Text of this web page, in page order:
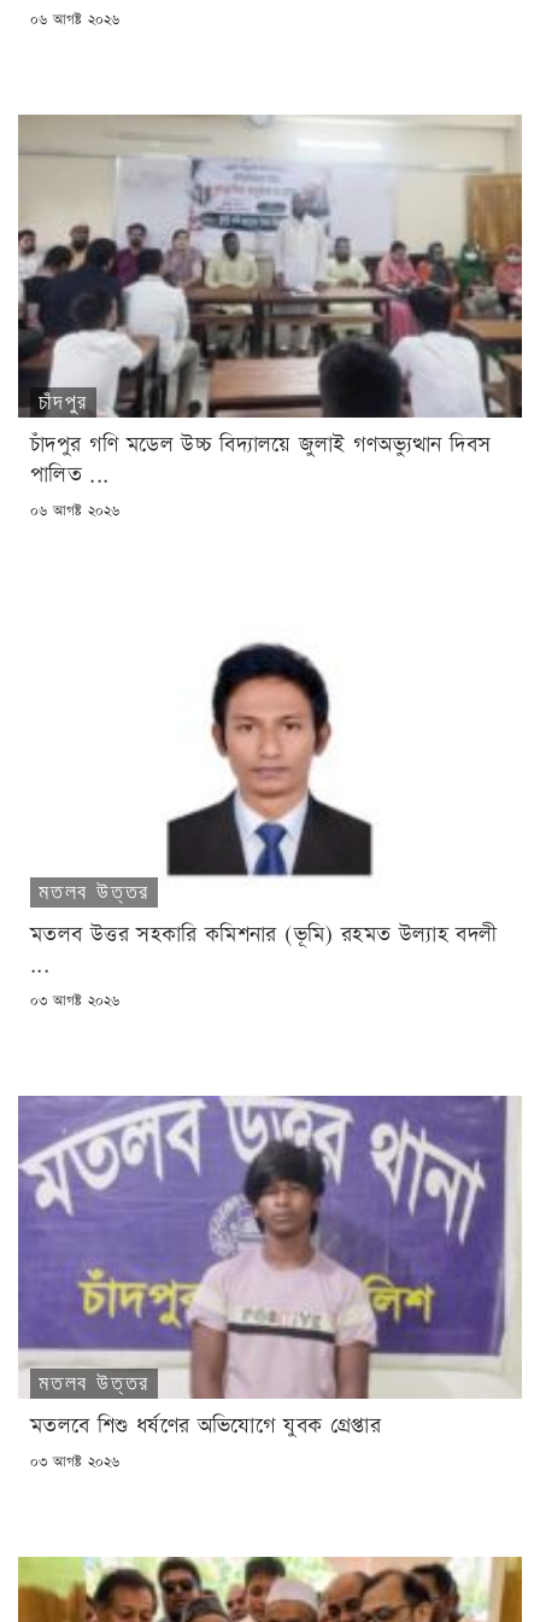
POSTED
০৬ আগষ্ট ২০২৬
চাঁদপুর
চাঁদপুর গণি মডেল উচ্চ বিদ্যালয়ে জুলাই গণঅভ্যুত্থান দিবস
পালিত ...
POSTED
০৬ আগষ্ট ২০২৬
মতলব উত্তর
মতলব উত্তর সহকারি কমিশনার (ভূমি) রহমত উল্যাহ বদলী
...
POSTED
০৩ আগষ্ট ২০২৬
মতলব উত্তর
মতলবে শিশু ধর্ষণের অভিযোগে যুবক গ্রেপ্তার
POSTED
০৩ আগষ্ট ২০২৬